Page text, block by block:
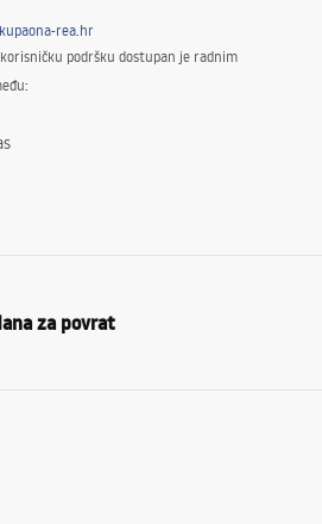
rea.hr
podršku dostupan je radnim
za povrat